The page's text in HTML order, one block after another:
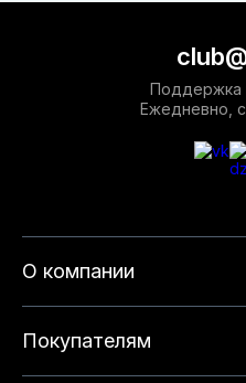
О компании
Покупателям
Поддержка
Ежедневно,